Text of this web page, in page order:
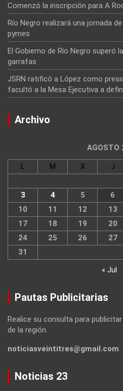
Comenzó la inscripción para A
Río Negro realizará una jornada
pymes
El Gobierno de Río Negro superó
garrafas
JSRN ratificó a López como
facultó a la Mesa Ejecutiva a
Archivo
AGOSTO
L M X J
3
4 5 6
10
11 12 13
17
18 19 20
24
25 26 27
31
« Jul
Pautas Publicitarias
Realice su consulta para
de la región.
noticiasveintitres@gmail.com
Noticias 23